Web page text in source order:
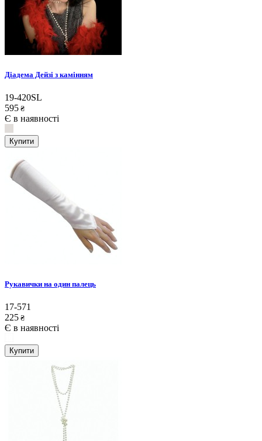
Діадема Дейзі з камінням
19-420SL
595 ₴
Є в наявності
Купити
Рукавички на один палець
17-571
225 ₴
Є в наявності
Купити